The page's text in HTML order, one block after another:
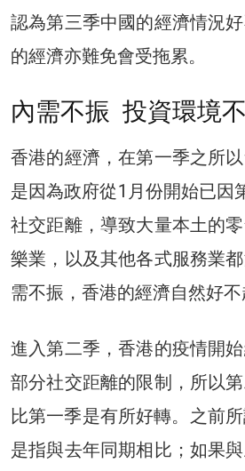
認為第三季中國的經濟情況
的經濟亦難免會受拖累。
內需不振 投資環境
香港的經濟，在第一季之所
是因為政府從1月份開始已因
社交距離，導致大量本土的
樂業，以及其他各式服務業
需不振，香港的經濟自然好不
進入第二季，香港的疫情開
部分社交距離的限制，所以
比第一季是有所好轉。之前所
是指與去年同期相比；如果